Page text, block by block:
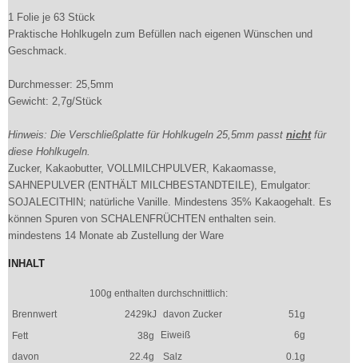
1 Folie je 63 Stück
Praktische Hohlkugeln zum Befüllen nach eigenen Wünschen und
Geschmack.
Durchmesser: 25,5mm
Gewicht: 2,7g/Stück
Hinweis: Die Verschließplatte für Hohlkugeln 25,5mm passt nichtfür
diese Hohlkugeln.
Zucker, Kakaobutter, VOLLMILCHPULVER, Kakaomasse,
SAHNEPULVER (ENTHÄLT MILCHBESTANDTEILE), Emulgator:
SOJALECITHIN; natürliche Vanille. Mindestens 35% Kakaogehalt. Es
können Spuren von SCHALENFRÜCHTEN enthalten sein.
mindestens 14 Monate ab Zustellung der Ware
INHALT
100g enthalten durchschnittlich:
Brennwert
2429kJ davon Zucker
51g
Fett
38g Eiweiß
6g
davon
22.4g Salz 0.1g